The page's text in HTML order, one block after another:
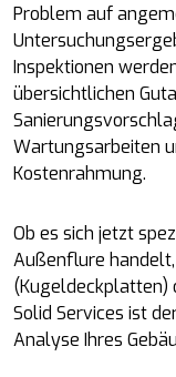
Problem auf
Inspektionen
übersichtlichen
Wartungsarbeiten
Kostenrahmung.
Ob es sich jetzt
Außenflure
(Kugeldeckplatten)
Solid Services ist
Analyse Ihres